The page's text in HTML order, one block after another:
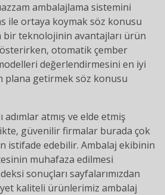
ambalajlama sistemini
ile ortaya koymak söz konusu
bir teknolojinin avantajları ürün
otomatik çember
değerlendirmesini en iyi
plana getirmek söz konusu
adımlar atmış ve elde etmiş
güvenilir firmalar burada çok
istifade edebilir. Ambalaj ekibinin
muhafaza edilmesi
sonuçları sayfalarımızdan
kaliteli ürünlerimiz ambalaj